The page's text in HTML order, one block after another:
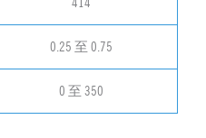
0.25 至 0.75
0 至 350